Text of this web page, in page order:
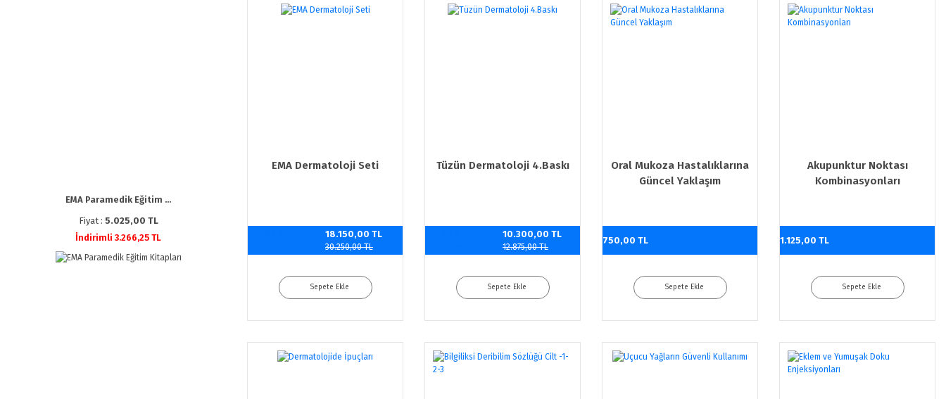
EMA Paramedik Eğitim ...
Fiyat : 5.025,00 TL
İndirimli 3.266,25 TL
EMA Dermatoloji Seti
18.150,00 TL
30.250,00 TL
Sepete Ekle
Tüzün Dermatoloji 4.Baskı
10.300,00 TL
12.875,00 TL
Sepete Ekle
Oral Mukoza Hastalıklarına
Güncel Yaklaşım
750,00 TL
Sepete Ekle
Akupunktur Noktası
Kombinasyonları
1.125,00 TL
Sepete Ekle